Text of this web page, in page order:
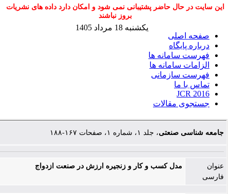
حاضر پشتیبانی نمی شود و امکان دارد داده های نشریات
سامانه ها
سامانه ها
سازمانی
ما
مقالات
صنعتی، جلد ۱، شماره ۱، صفحات ۱۶۷-۱۸۸
مدل کسب و کار و زنجیره ارزش در صنعت ازدواج